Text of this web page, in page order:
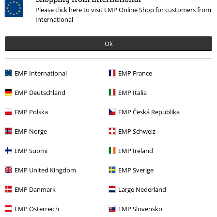
Please click here to visit EMP Online Shop for customers from
International
Ok
EMP International EMP France
EMP Deutschland EMP Italia
EMP Polska EMP Česká Republika
EMP Norge EMP Schweiz
EMP Suomi EMP Ireland
EMP United Kingdom EMP Sverige
EMP Danmark Large Nederland
EMP Österreich EMP Slovensko
Band Merch
Vinyl